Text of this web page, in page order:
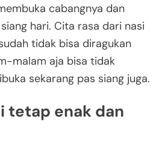
cabangnya dan
hari. Cita rasa dari nasi
tidak bisa diragukan
malam aja bisa tidak
sekarang pas siang juga.
tetap enak dan